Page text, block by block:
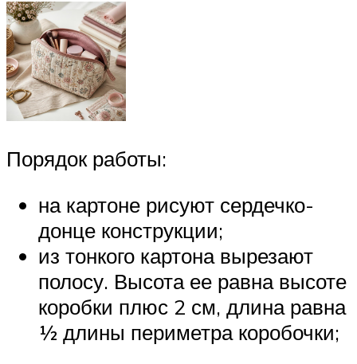
Порядок работы:
на картоне рисуют сердечко-
донце конструкции;
из тонкого картона вырезают
полосу. Высота ее равна высоте
коробки плюс 2 см, длина равна
½ длины периметра коробочки;